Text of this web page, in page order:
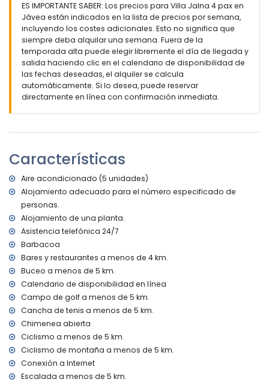
barbacoa
zona de estar exterior y zona de comedor exterior
4 plazas de aparcamiento privadas
Más información
pueblo más cercano: Jávea (a menos de 4 kilómetros de
la villa)
río o costa más cercano: Mediterráneo, Jávea (a menos
playa más cercana: La Grava, Jávea (a menos de 4
parque más cercano: Montgó, Jávea (a menos de 5
kilómetros de la villa)
aeropuerto más cercano: Alicante (a menos de 100
kilómetros de la villa)
segundo aeropuerto más cercano: Valencia (> 100
kilómetros)
por favor, consultar si se permiten mascotas
El alojamiento es muy adecuado para familias con niños
Instalaciones y servicios incluidos en el precio del alquiler
de la villa
internet (WiFi)
plancha y tabla de planchar
ropa de cama y toallas
servicio de recepción y servicio de emergencia 24 horas
con aire acondicionado
Instalaciones y servicios con coste extra
cama extra y cuna de bebé (a demanda)
ES IMPORTANTE SABER: Los precios para Villa Jalna 4 pax en
Jávea están indicados en la lista de precios por semana,
incluyendo los costes adicionales. Esto no significa que
siempre deba alquilar una semana. Fuera de la
temporada alta puede elegir libremente el día de llegada y
salida haciendo clic en el calendario de disponibilidad de
las fechas deseadas, el alquiler se calcula
automáticamente. Si lo desea, puede reservar
directamente en línea con confirmación inmediata.
Características
Aire acondicionado (5 unidades)
Alojamiento adecuado para el número especificado de
personas.
Alojamiento de una planta.
Asistencia telefónica 24/7
Barbacoa
Bares y restaurantes a menos de 4 km.
Buceo a menos de 5 km.
Calendario de disponibilidad en línea
Campo de golf a menos de 5 km.
Cancha de tenis a menos de 5 km.
Chimenea abierta
Ciclismo a menos de 5 km.
Ciclismo de montaña a menos de 5 km.
Conexión a Internet
Escalada a menos de 5 km.